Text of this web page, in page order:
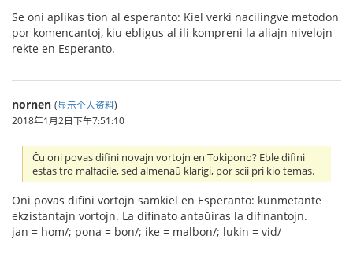
Se oni aplikas tion al esperanto: Kiel verki nacilingve metodon
por komencantoj, kiu ebligus al ili kompreni la aliajn nivelojn
rekte en Esperanto.
nornen (显示个人资料)
2018年1月2日下午7:51:10
Ĉu oni povas difini novajn vortojn en Tokipono? Eble difini
estas tro malfacile, sed almenaŭ klarigi, por scii pri kio temas.
Oni povas difini vortojn samkiel en Esperanto: kunmetante
ekzistantajn vortojn. La difinato antaŭiras la difinantojn.
jan = hom/; pona = bon/; ike = malbon/; lukin = vid/